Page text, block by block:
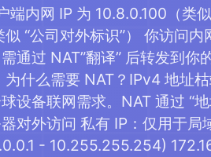
内网 IP 为 10.8.0.100（类
似 “公司对外标识”） 你访问
通过 NAT”翻译” 后转发到
为什么需要 NAT？IPv4 地址
设备联网需求。NAT 通过 “
对外访问 私有 IP：仅用于
- 10.255.255.254)